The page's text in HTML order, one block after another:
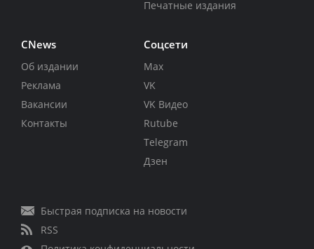
Печатные издания
CNews
Об издании
Реклама
Вакансии
Контакты
Соцсети
Max
VK
VK Видео
Rutube
Telegram
Дзен
Быстрая подписка на новости
RSS